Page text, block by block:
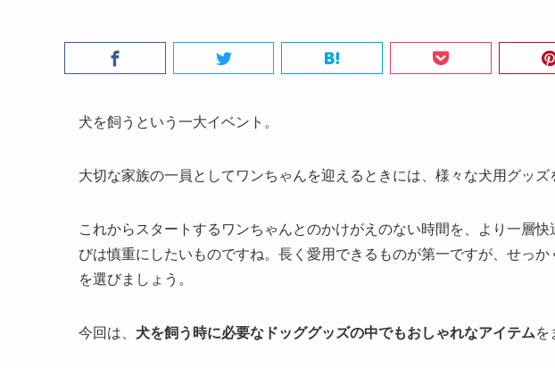
犬を飼うという一大イベント。
大切な家族の一員としてワンちゃんを迎えるときには、様々な犬用グッズ
これからスタートするワンちゃんとのかけがえのない時間を、より一層
びは慎重にしたいものですね。長く愛用できるものが第一ですが、せっ
を選びましょう。
今回は、 犬を飼う時に必要なドッググッズの中でもおしゃれなアイテムを